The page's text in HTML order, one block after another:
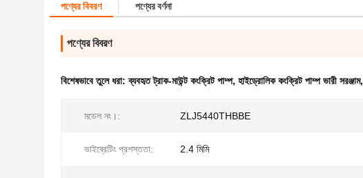
পণ্যের বিবরণ পণ্যের বর্ণনা
পণ্যের বিবরণ
বিশেষভাবে তুলে ধরা:ব্যবহৃত ট্রাক-মাউন্ট কংক্রিট পাম্প, হাইড্রোলিক কংক্রিট পাম্প ভারী সরঞ্জাম,
মডেল নং।: ZLJ5440THBBE
ভাইব্রেটিং প্রশস্ততা: 2.4 মিমি